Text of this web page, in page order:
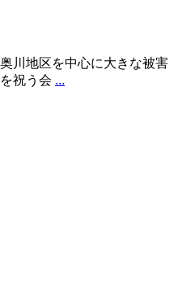
川地区を中心に大きな被害
祝う会 ...